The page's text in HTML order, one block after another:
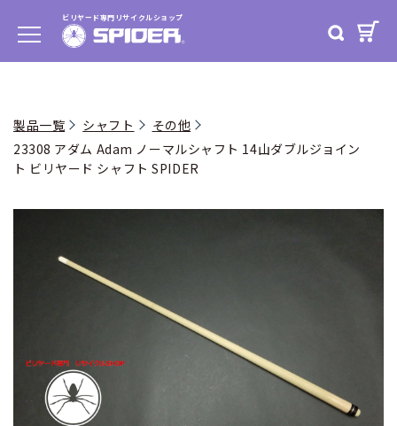
ビリヤード専門リサイクルショップ
製品一覧 シャフト
その他
23308 アダム Adam ノーマルシャフト 14山ダブルジョイン
ト ビリヤード シャフト SPIDER